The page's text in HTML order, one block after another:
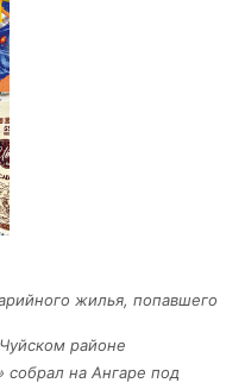
жилья, попавшего
районе
на Ангаре под